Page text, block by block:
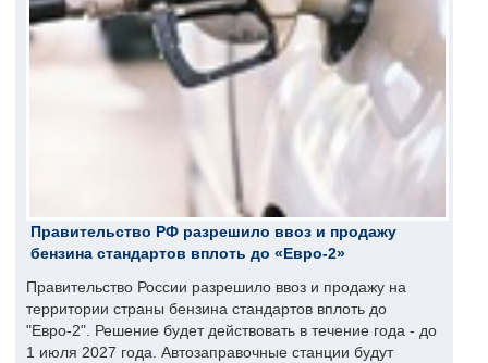
Правительство РФ разрешило ввоз и продажу
бензина стандартов вплоть до «Евро-2»
Правительство России разрешило ввоз и продажу на
территории страны бензина стандартов вплоть до
"Евро-2". Решение будет действовать в течение года - до
1 июля 2027 года. Автозаправочные станции будут